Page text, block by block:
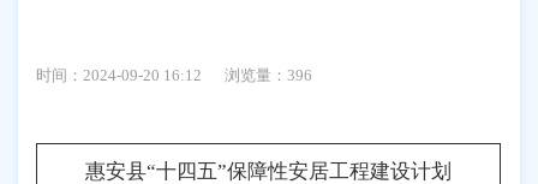
时间：2024-09-20 16:12 浏览量：396
惠安县“十四五”保障性安居工程建设计划